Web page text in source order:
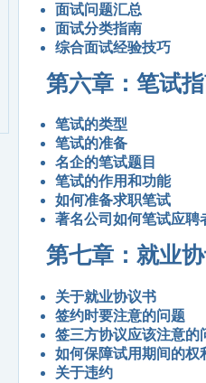
面试问题汇总
面试分类指南
综合面试经验技巧
第六章：笔试
笔试的类型
笔试的准备
名企的笔试题目
笔试的作用和功能
如何准备求职笔试
著名公司如何笔试应聘
第七章：就业
关于就业协议书
签约时要注意的问题
签三方协议应该注意的
如何保障试用期间的权
关于违约